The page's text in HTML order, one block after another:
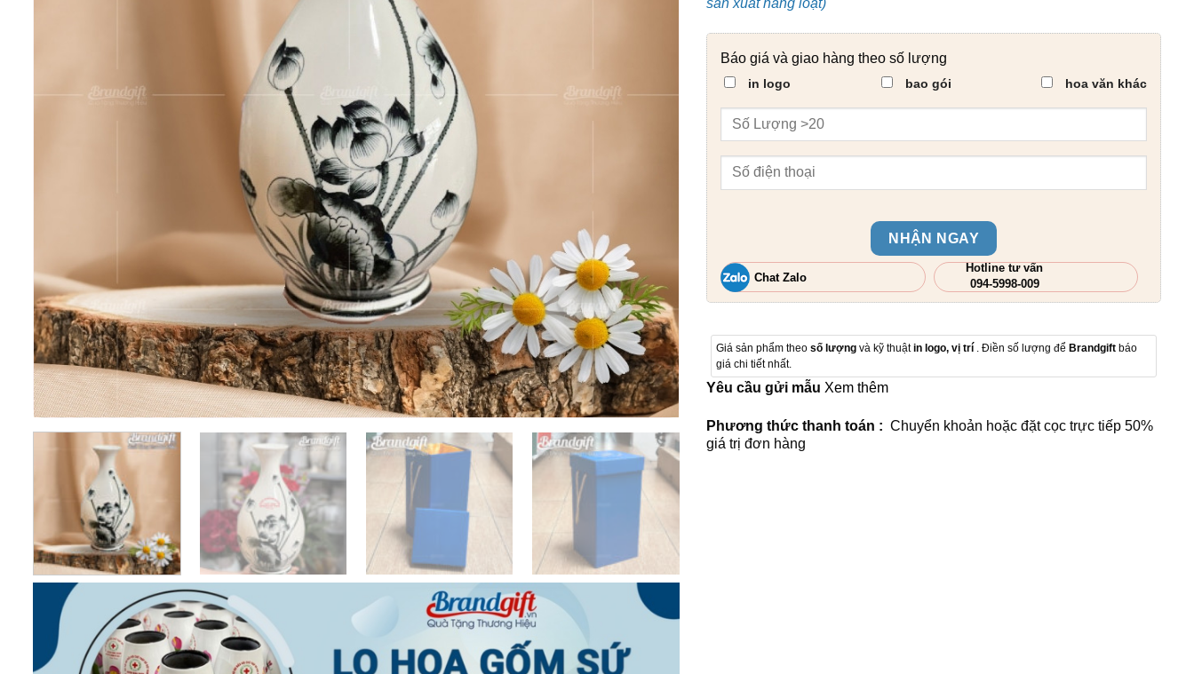
sản xuất hàng loạt)
Báo giá và giao hàng theo số lượng
in logo bao gói hoa văn khác
NHẬN NGAY
Chat Zalo
Hotline tư vấn
094-5998-009
Giá sản phẩm theo số lượng và kỹ thuậtin logo, vị trí . Điền số lượng để Brandgift báo
giá chi tiết nhất.
Yêu cầu gửi mẫu Xem thêm
Phương thức thanh toán : Chuyển khoản hoặc đặt cọc trực tiếp 50%
giá trị đơn hàng